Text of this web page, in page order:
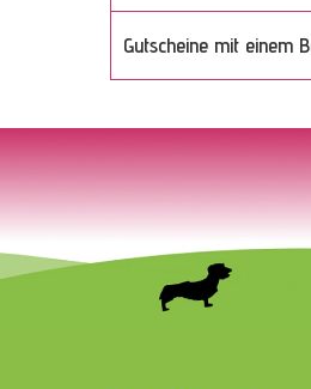
Gutscheine mit einem